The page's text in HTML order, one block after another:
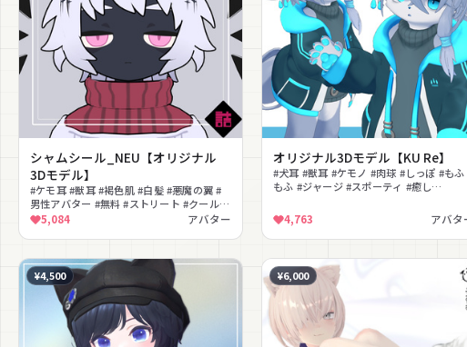
シャムシール_NEU【オリジナル
3Dモデル】
#ケモ耳 #獣耳 #褐色肌 #白髪 #悪魔の翼 #
男性アバター #無料 #ストリート #クール #
ダーク
5,084 アバター
オリジナル3Dモデル【KU Re】
#犬耳 #獣耳 #ケモノ #肉球 #しっぽ #もふ
もふ #ジャージ #スポーティ #癒し
4,763
アバタ
¥4,500 ¥6,000